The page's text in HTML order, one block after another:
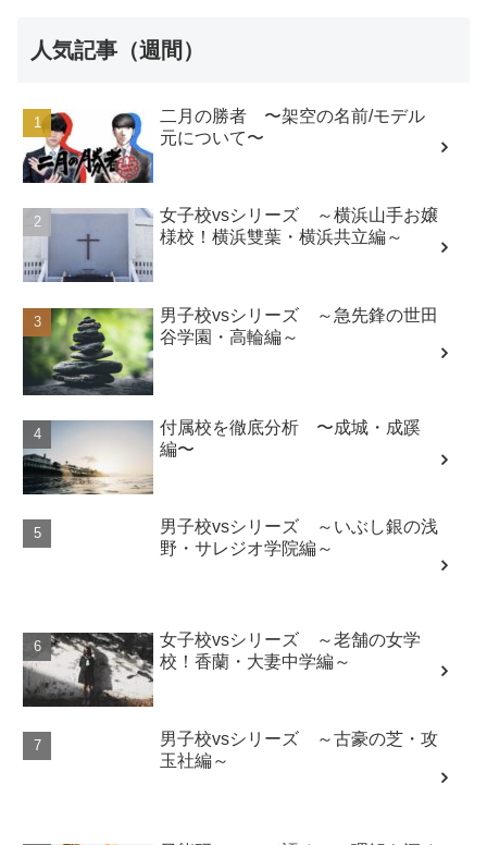
人気記事（週間）
二月の勝者 〜架空の名前/モデル
元について〜
女子校vsシリーズ ～横浜山手お嬢
様校！横浜雙葉・横浜共立編～
男子校vsシリーズ ～急先鋒の世田
谷学園・高輪編～
付属校を徹底分析 〜成城・成蹊
編〜
男子校vsシリーズ ～いぶし銀の浅
野・サレジオ学院編～
女子校vsシリーズ ～老舗の女学
校！香蘭・大妻中学編～
男子校vsシリーズ ～古豪の芝・攻
玉社編～